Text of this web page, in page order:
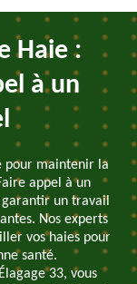
Haie :
à un
pour maintenir la
appel à un
un travail
Nos experts
vos haies pour
santé.
33, vous